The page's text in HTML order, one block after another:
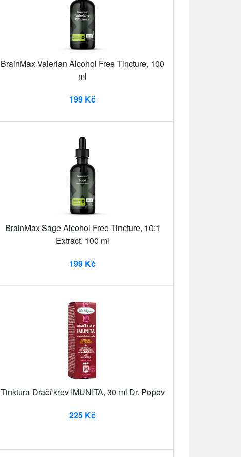
BrainMax Valerian Alcohol Free Tincture, 100
ml
199 Kč
BrainMax Sage Alcohol Free Tincture, 10:1
Extract, 100 ml
199 Kč
Tinktura Dračí krev IMUNITA, 30 ml Dr. Popov
225 Kč